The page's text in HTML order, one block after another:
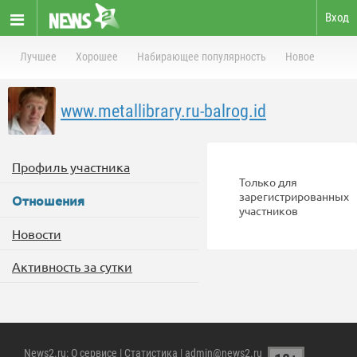
Вход
Лучшее Хорошее Набирающее популярность Новое
www.metallibrary.ru-balrog.id
Профиль участника
Отношения
Новости
Активность за сутки
Только для
зарегистрированных
участников
News2.ru: О сервисе | Статистика | admin@news2.ru